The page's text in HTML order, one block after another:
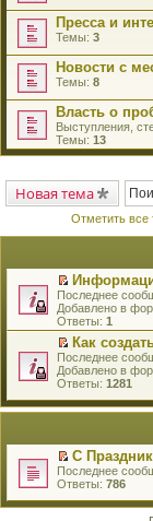
Пресса и
Темы: 3
Новости с
Темы: 8
Власть о
Выступления,
Темы: 13
Новая тема
Отметить все
П
е
р
е
й
т
и
к
е
о
м
у
н
е
Последнее
Добавлено в
Ответы: 1
П
е
р
й
к
п
е
р
в
о
Как
Последнее
Добавлено в
Ответы: 1281
П
е
е
С
Последнее
Ответы: 786